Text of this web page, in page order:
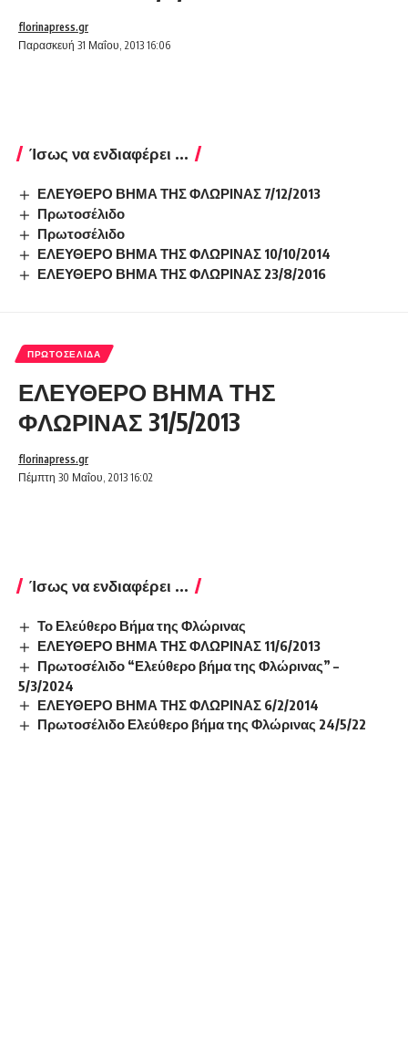
Παρασκευή 31 Μαΐου, 2013 16:06
florinapress.gr
Ίσως να ενδιαφέρει ...
ΕΛΕΥΘΕΡΟ ΒΗΜΑ ΤΗΣ ΦΛΩΡΙΝΑΣ 7/12/2013
Πρωτοσέλιδο
Πρωτοσέλιδο
ΕΛΕΥΘΕΡΟ ΒΗΜΑ ΤΗΣ ΦΛΩΡΙΝΑΣ 10/10/2014
ΕΛΕΥΘΕΡΟ ΒΗΜΑ ΤΗΣ ΦΛΩΡΙΝΑΣ 23/8/2016
ΠΡΩΤΟΣΈΛΙΔΑ
ΕΛΕΥΘΕΡΟ ΒΗΜΑ ΤΗΣ
ΦΛΩΡΙΝΑΣ 31/5/2013
Πέμπτη 30 Μαΐου, 2013 16:02
florinapress.gr
Ίσως να ενδιαφέρει ...
Το Ελεύθερο Βήμα της Φλώρινας
ΕΛΕΥΘΕΡΟ ΒΗΜΑ ΤΗΣ ΦΛΩΡΙΝΑΣ 11/6/2013
Πρωτοσέλιδο “Ελεύθερο βήμα της Φλώρινας” –
5/3/2024
ΕΛΕΥΘΕΡΟ ΒΗΜΑ ΤΗΣ ΦΛΩΡΙΝΑΣ 6/2/2014
Πρωτοσέλιδο Ελεύθερο βήμα της Φλώρινας 24/5/22